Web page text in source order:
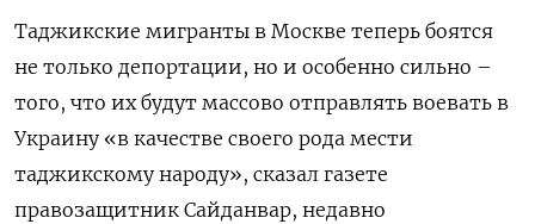
Таджикские мигранты в Москве теперь боятся
не только депортации, но и особенно сильно –
того, что их будут массово отправлять воевать в
Украину «в качестве своего рода мести
таджикскому народу», сказал газете
правозащитник Сайданвар, недавно